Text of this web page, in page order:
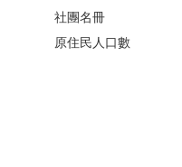
社團名冊
原住民人口數